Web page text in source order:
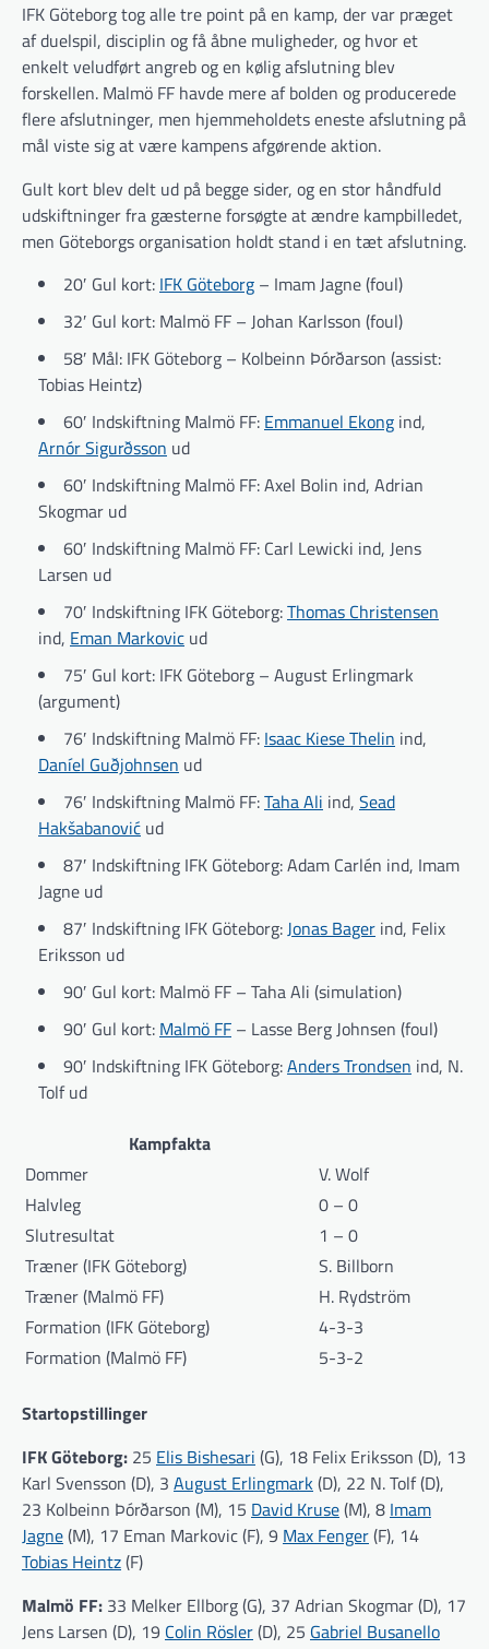
IFK Göteborg tog alle tre point på en kamp, der var præget
af duelspil, disciplin og få åbne muligheder, og hvor et
enkelt veludført angreb og en kølig afslutning blev
forskellen. Malmö FF havde mere af bolden og producerede
flere afslutninger, men hjemmeholdets eneste afslutning på
mål viste sig at være kampens afgørende aktion.
Gult kort blev delt ud på begge sider, og en stor håndfuld
udskiftninger fra gæsterne forsøgte at ændre kampbilledet,
men Göteborgs organisation holdt stand i en tæt afslutning.
20′ Gul kort: IFK Göteborg – Imam Jagne (foul)
32′ Gul kort: Malmö FF – Johan Karlsson (foul)
58′ Mål: IFK Göteborg – Kolbeinn Þórðarson (assist:
Tobias Heintz)
60′ Indskiftning Malmö FF: Emmanuel Ekong ind,
Arnór Sigurðsson ud
60′ Indskiftning Malmö FF: Axel Bolin ind, Adrian
Skogmar ud
60′ Indskiftning Malmö FF: Carl Lewicki ind, Jens
Larsen ud
70′ Indskiftning IFK Göteborg:Thomas Christensen
ind, Eman Markovic ud
75′ Gul kort: IFK Göteborg – August Erlingmark
(argument)
76′ Indskiftning Malmö FF: Isaac Kiese Thelin ind,
Daníel Guðjohnsen ud
76′ Indskiftning Malmö FF:Taha Ali ind, Sead
Hakšabanović ud
87′ Indskiftning IFK Göteborg: Adam Carlén ind, Imam
Jagne ud
87′ Indskiftning IFK Göteborg:Jonas Bager ind, Felix
Eriksson ud
90′ Gul kort: Malmö FF – Taha Ali (simulation)
90′ Gul kort: Malmö FF – Lasse Berg Johnsen (foul)
90′ Indskiftning IFK Göteborg:Anders Trondsen ind, N.
Tolf ud
Kampfakta
Dommer
V. Wolf
Halvleg
0 – 0
Slutresultat
1 – 0
Træner (IFK Göteborg)
S. Billborn
Træner (Malmö FF)
H. Rydström
Formation (IFK Göteborg)
4-3-3
Formation (Malmö FF)
5-3-2
Startopstillinger
IFK Göteborg: 25 Elis Bishesari (G), 18 Felix Eriksson (D), 13
Karl Svensson (D), 3 August Erlingmark(D), 22 N. Tolf (D),
23 Kolbeinn Þórðarson (M), 15 David Kruse(M), 8 Imam
Jagne(M), 17 Eman Markovic (F), 9 Max Fenger(F), 14
Tobias Heintz(F)
Malmö FF: 33 Melker Ellborg (G), 37 Adrian Skogmar (D), 17
Jens Larsen (D), 19 Colin Rösler(D), 25 Gabriel Busanello